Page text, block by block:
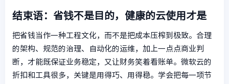
结束语：省钱不是目的，健康的云使用才是
把省钱当作一种工程文化，而不是把成本压榨到极致。合理
的架构、规范的治理、自动化的运维，加上一点点商业判
断，才能既保证业务稳定，又让财务笑着看账单。微软云的
折扣和工具很多，关键是用得巧、用得稳。学会把每一项节